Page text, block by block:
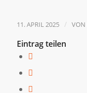
11. APRIL 2025 / VON
Eintrag teilen